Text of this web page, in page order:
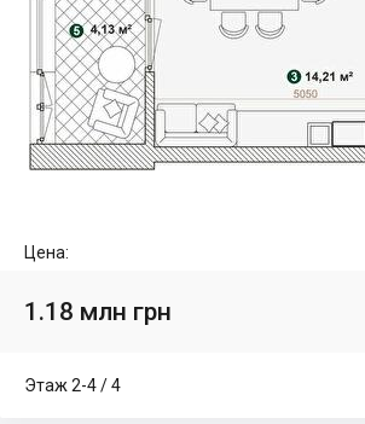
Цена:
1.18 млн грн
Этаж 2-4 / 4